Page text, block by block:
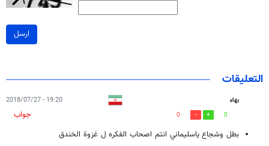
ارسل
التعليقات
بهاء 19:20 - 2018/07/27
0
0
جواب
بطل وشجاع ياسليماني انتم اصحاب الفكره ل غزوة الخندق